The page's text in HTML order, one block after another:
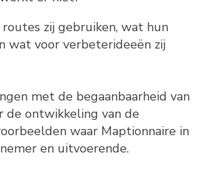
zij gebruiken, wat hun
wat voor verbeterideeën zij
met de begaanbaarheid van
de ontwikkeling van de
waar Maptionnaire in
en uitvoerende.